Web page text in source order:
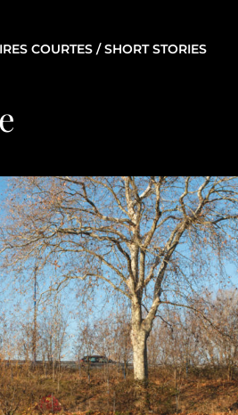
COURTES / SHORT STORIES